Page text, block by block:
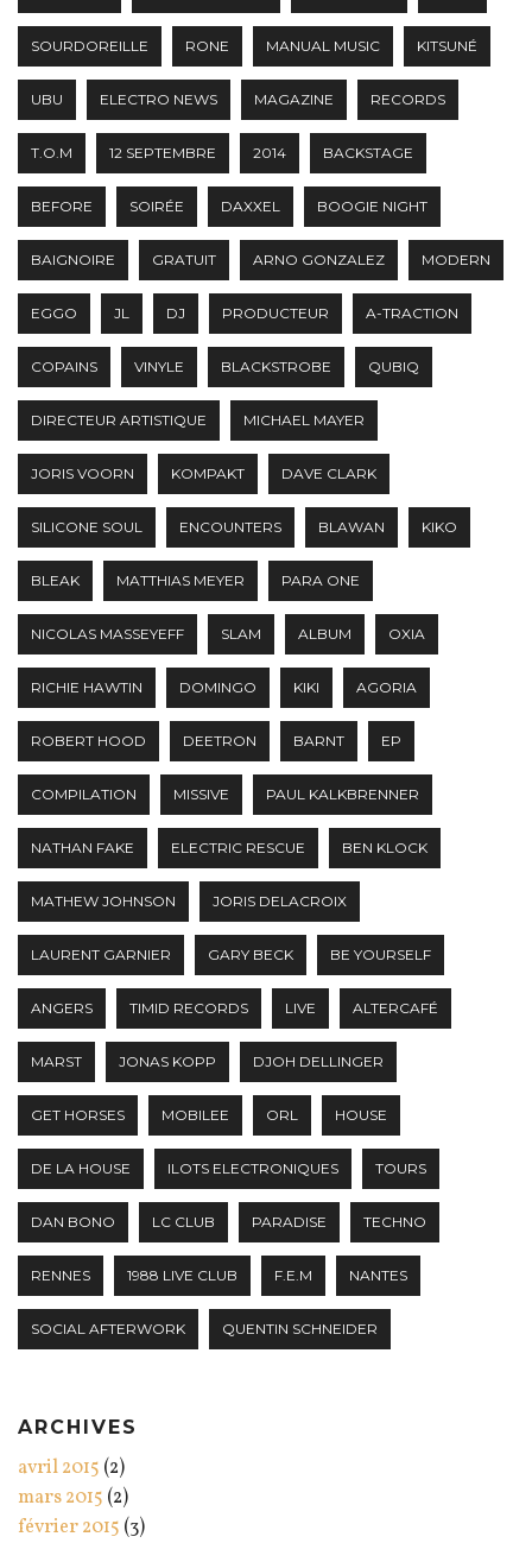
SOURDOREILLE RONE MANUAL MUSIC KITSUNÉ
UBU ELECTRO NEWS MAGAZINE RECORDS
T.O.M 12 SEPTEMBRE 2014 BACKSTAGE
BEFORE SOIRÉE DAXXEL BOOGIE NIGHT
BAIGNOIRE GRATUIT ARNO GONZALEZ MODERN
EGGO JL DJ PRODUCTEUR A-TRACTION
COPAINS VINYLE BLACKSTROBE QUBIQ
DIRECTEUR ARTISTIQUE MICHAEL MAYER
JORIS VOORN KOMPAKT DAVE CLARK
SILICONE SOUL ENCOUNTERS BLAWAN KIKO
BLEAK MATTHIAS MEYER PARA ONE
NICOLAS MASSEYEFF SLAM ALBUM OXIA
RICHIE HAWTIN DOMINGO KIKI AGORIA
ROBERT HOOD DEETRON BARNT EP
COMPILATION MISSIVE PAUL KALKBRENNER
NATHAN FAKE ELECTRIC RESCUE BEN KLOCK
MATHEW JOHNSON JORIS DELACROIX
LAURENT GARNIER GARY BECK BE YOURSELF
ANGERS TIMID RECORDS LIVE ALTERCAFÉ
MARST JONAS KOPP DJOH DELLINGER
GET HORSES MOBILEE ORL HOUSE
DE LA HOUSE ILOTS ELECTRONIQUES TOURS
DAN BONO LC CLUB PARADISE TECHNO
RENNES 1988 LIVE CLUB F.E.M NANTES
SOCIAL AFTERWORK QUENTIN SCHNEIDER
ARCHIVES
avril 2015 (2)
mars 2015 (2)
février 2015 (3)